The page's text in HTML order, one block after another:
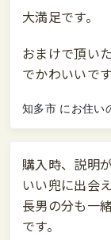
大満足です。
おまけで頂い
でかわいいで
知多市 にお住
購入時、説明
いい兜に出会
長男の分も一
です。